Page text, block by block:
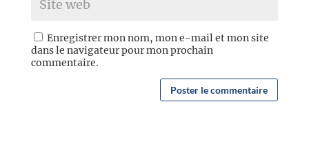
Enregistrer mon nom, mon e-mail et mon site
dans le navigateur pour mon prochain
commentaire.